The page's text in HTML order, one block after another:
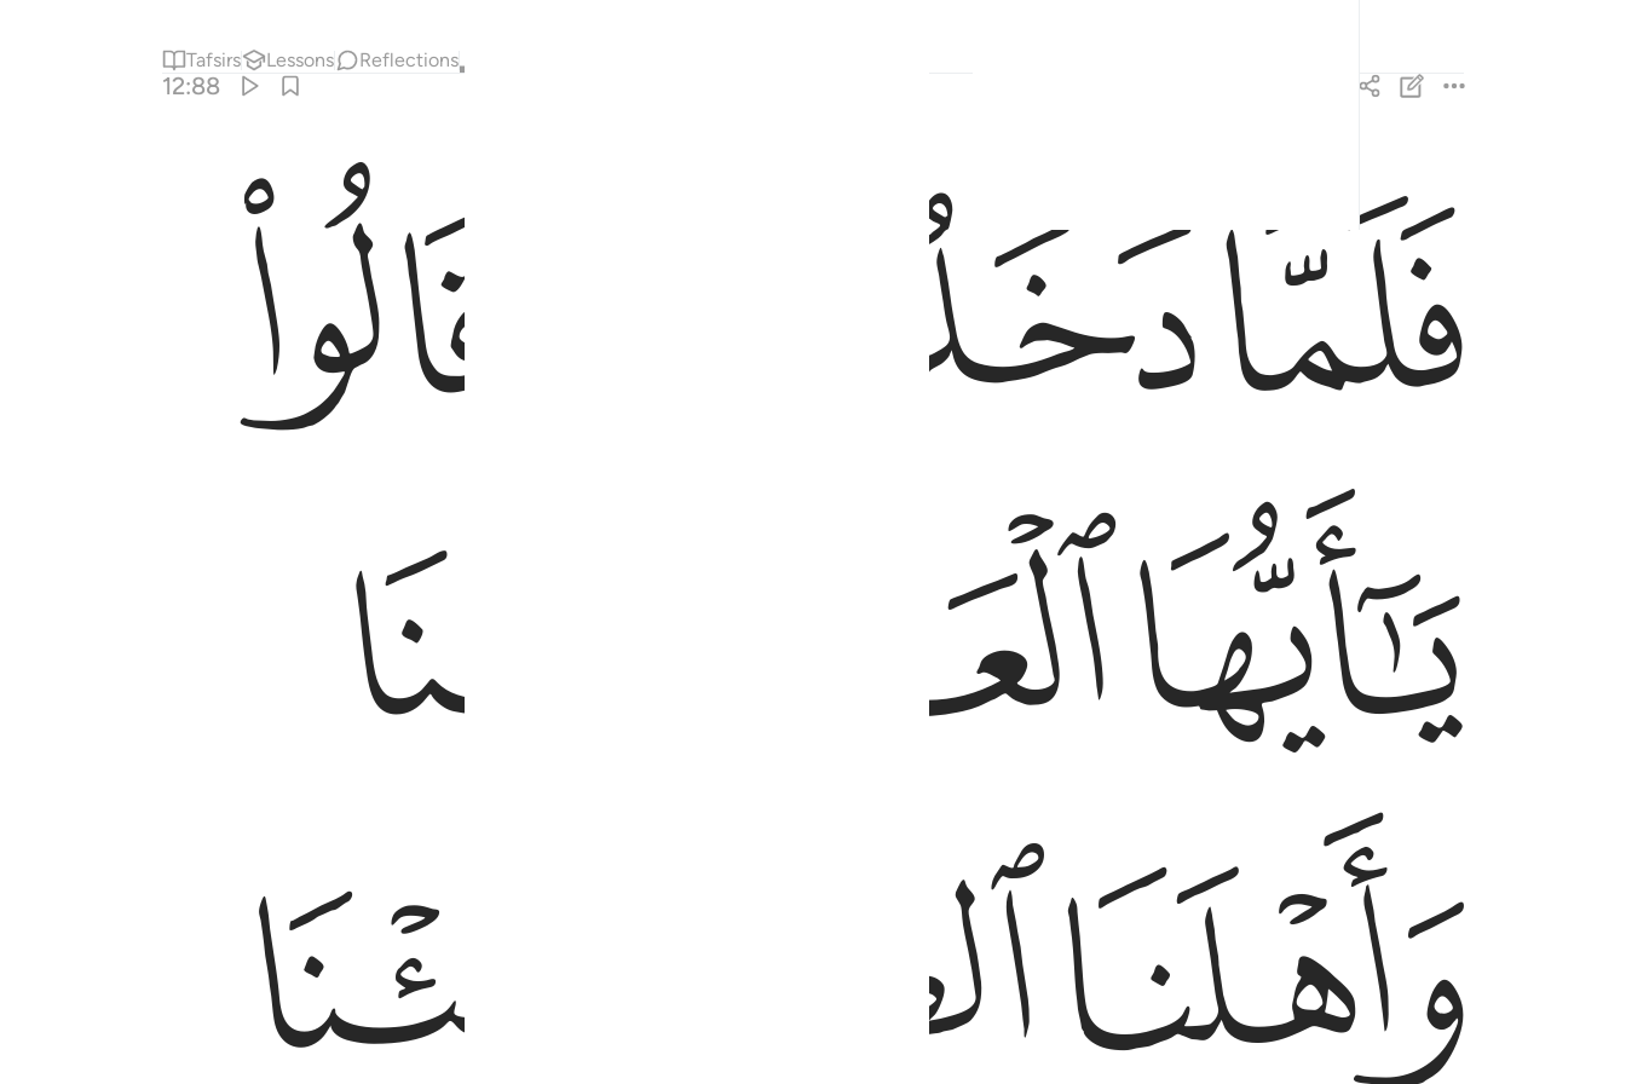
Tafsirs Lessons Reflections
12:88
فَلَمَّا دَخَلُوا۟ عَلَيْهِ قَالُوا۟ يَـٰٓأَيُّهَا ٱلْعَزِيزُ مَسَّنَا وَأَهْلَنَا ٱلضُّرُّ وَجِئْنَا بِبِضَـٰعَةٍۢ مُّزْجَىٰةٍۢ فَأَوْفِ لَنَا ٱلْكَيْلَ وَتَصَدَّقْ عَلَيْنَآ ۖ إِنَّ ٱللَّهَ يَجْزِى ٱلْمُتَصَدِّقِينَ ٨٨
ﱗﱘ
ﱚ
ﱛﱜ
ﱝ
ﱞﱟ ﱠ